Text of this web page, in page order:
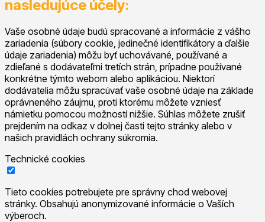
nasledujúce účely:
Vaše osobné údaje budú spracované a informácie z vášho
zariadenia (súbory cookie, jedinečné identifikátory a ďalšie
údaje zariadenia) môžu byť uchovávané, používané a
zdieľané s dodávateľmi tretích strán, prípadne používané
konkrétne týmto webom alebo aplikáciou. Niektorí
dodávatelia môžu spracúvať vaše osobné údaje na základe
oprávneného záujmu, proti ktorému môžete vzniesť
námietku pomocou možností nižšie. Súhlas môžete zrušiť
prejdením na odkaz v dolnej časti tejto stránky alebo v
našich pravidlách ochrany súkromia.
Technické cookies
Tieto cookies potrebujete pre správny chod webovej
stránky. Obsahujú anonymizované informácie o Vaších
výberoch.